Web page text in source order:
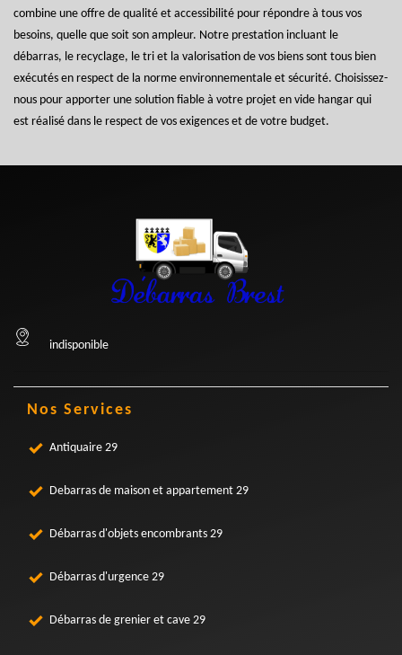
combine une offre de qualité et accessibilité pour répondre à tous vos
besoins, quelle que soit son ampleur. Notre prestation incluant le
débarras, le recyclage, le tri et la valorisation de vos biens sont tous bien
exécutés en respect de la norme environnementale et sécurité. Choisissez-
nous pour apporter une solution fiable à votre projet en vide hangar qui
est réalisé dans le respect de vos exigences et de votre budget.
indisponible
Nos Services
Antiquaire 29
Debarras de maison et appartement 29
Débarras d'objets encombrants 29
Débarras d'urgence 29
Débarras de grenier et cave 29